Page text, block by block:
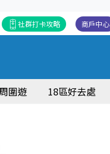
商戶中心
社群打卡攻略
圍遊 18區好去處